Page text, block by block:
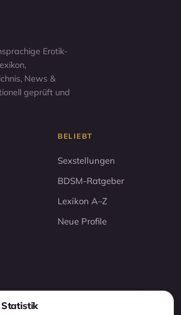
Erotik-
News &
geprüft und
BELIEBT
Sexstellungen
BDSM-Ratgeber
Lexikon A–Z
Neue Profile